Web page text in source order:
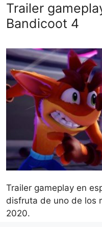
Trailer
Bandicoot 4
Trailer gameplay en
disfruta de uno de los
2020.